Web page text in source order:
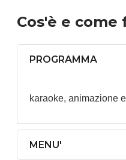
Cos'è e come
PROGRAMMA
karaoke, animazione
MENU'